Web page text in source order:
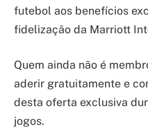
futebol aos benefícios
fidelização da Marriott
Quem ainda não é
aderir gratuitamente e
desta oferta exclusiva
jogos.